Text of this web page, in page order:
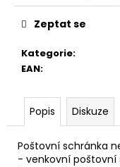
Kategorie:
EAN:
Zeptat se
Popis Diskuze
Poštovní schránka
- venkovní poštovní
e
m
DO
KOVU
SAMOVRTNÝ
TEX
ŠESTIHRANNÁ
HLAVA